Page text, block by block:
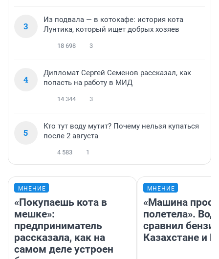
3
Из подвала — в котокафе: история кота
Лунтика, который ищет добрых хозяев
18 698 3
4
Дипломат Сергей Семенов рассказал, как
попасть на работу в МИД
14 344 3
5
Кто тут воду мутит? Почему нельзя купаться
после 2 августа
4 583 1
МНЕНИЕ
«Покупаешь кота в
мешке»:
предприниматель
рассказала, как на
самом деле устроен
МНЕНИЕ
«Машина
полетела».
сравнил
Казахстане и